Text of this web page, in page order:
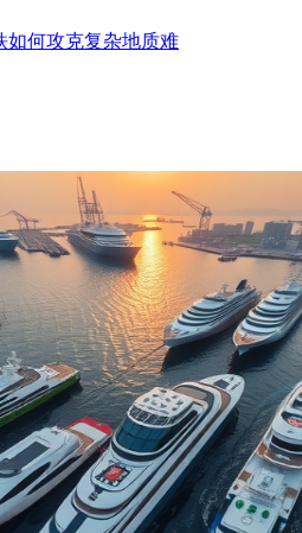
如何攻克复杂地质难